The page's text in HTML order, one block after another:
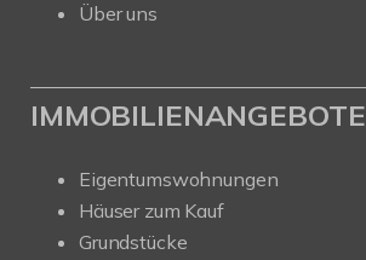
Über uns
IMMOBILIENANGEBOTE
Eigentumswohnungen
Häuser zum Kauf
Grundstücke